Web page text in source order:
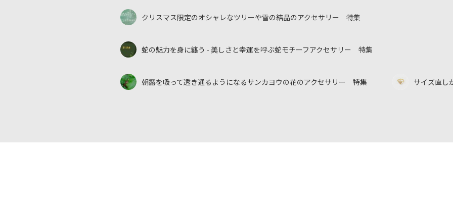
クリスマス限定のオシャレなツリーや雪の結晶のアクセサリー 特集
蛇の魅力を身に纏う - 美しさと幸運を呼ぶ蛇モチーフアクセサリー 特集
朝露を吸って透き通るようになるサンカヨウの花のアクセサリー 特集 サイズ直し